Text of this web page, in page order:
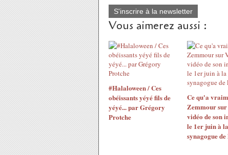
S'inscrire à la newsletter
Vous aimerez aussi :
#Halaloween / Ces
obéissants yéyé fils de
yéyé... par Grégory
Protche
Ce qu'a
Zemmour
vidéo de son
le 1er juin à
synagogue